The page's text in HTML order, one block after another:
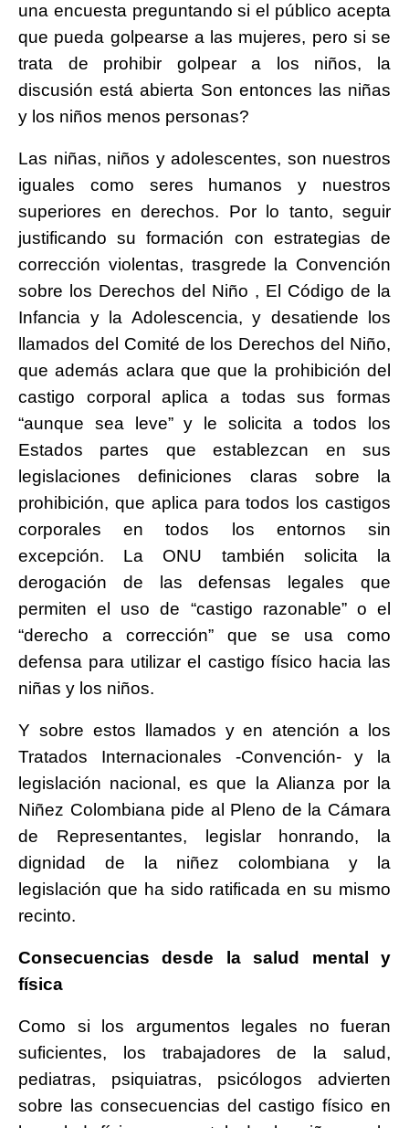
una encuesta preguntando si el público acepta
que pueda golpearse a las mujeres, pero si se
trata de prohibir golpear a los niños, la
discusión está abierta Son entonces las niñas
y los niños menos personas?
Las niñas, niños y adolescentes, son nuestros
iguales como seres humanos y nuestros
superiores en derechos. Por lo tanto, seguir
justificando su formación con estrategias de
corrección violentas, trasgrede la Convención
sobre los Derechos del Niño , El Código de la
Infancia y la Adolescencia, y desatiende los
llamados del Comité de los Derechos del Niño,
que además aclara que que la prohibición del
castigo corporal aplica a todas sus formas
“aunque sea leve” y le solicita a todos los
Estados partes que establezcan en sus
legislaciones definiciones claras sobre la
prohibición, que aplica para todos los castigos
corporales en todos los entornos sin
excepción. La ONU también solicita la
derogación de las defensas legales que
permiten el uso de “castigo razonable” o el
“derecho a corrección” que se usa como
defensa para utilizar el castigo físico hacia las
niñas y los niños.
Y sobre estos llamados y en atención a los
Tratados Internacionales -Convención- y la
legislación nacional, es que la Alianza por la
Niñez Colombiana pide al Pleno de la Cámara
de Representantes, legislar honrando, la
dignidad de la niñez colombiana y la
legislación que ha sido ratificada en su mismo
recinto.
Consecuencias desde la salud mental y
física
Como si los argumentos legales no fueran
suficientes, los trabajadores de la salud,
pediatras, psiquiatras, psicólogos advierten
sobre las consecuencias del castigo físico en